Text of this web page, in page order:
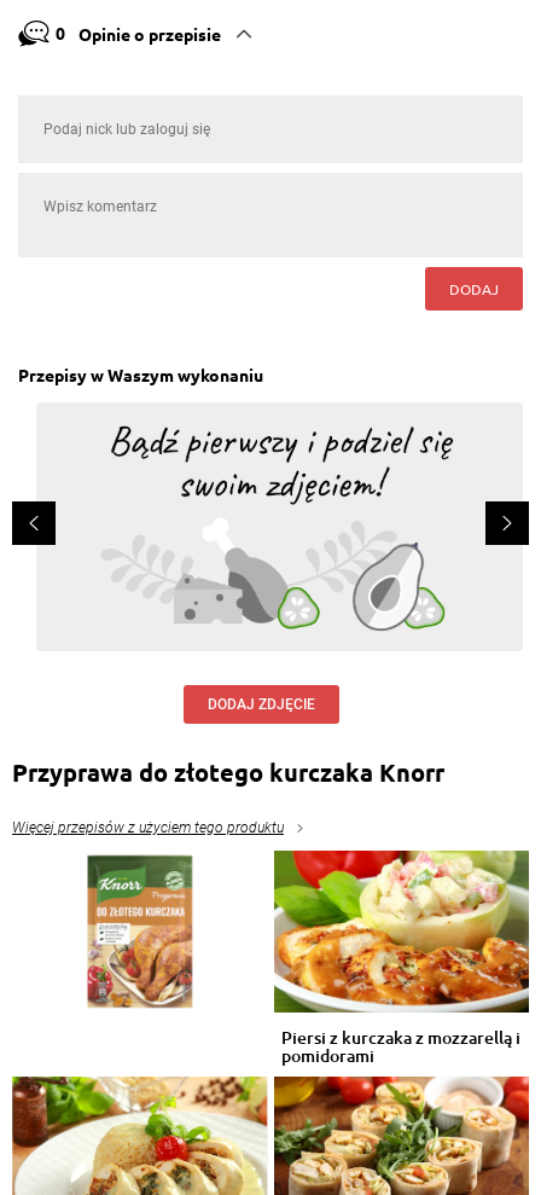
0 Opinie o przepisie
DODAJ
Przepisy w Waszym wykonaniu
DODAJ ZDJĘCIE
Przyprawa do złotego kurczaka Knorr
Więcej przepisów z użyciem tego produktu
Piersi z kurczaka z mozzarellą i
pomidorami